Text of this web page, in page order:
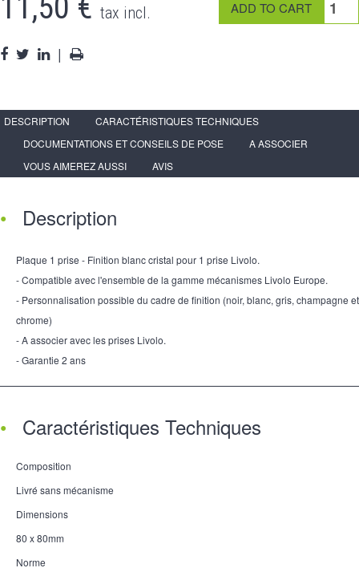
Apoyo
Espace PRO
tax incl.
|
DESCRIPTION
CARACTÉRISTIQUES TECHNIQUES
DOCUMENTATIONS ET CONSEILS DE POSE
A ASSOCIER
VOUS AIMEREZ AUSSI
AVIS
Description
Plaque 1 prise - Finition blanc cristal pour 1 prise Livolo.
- Compatible avec l'ensemble de la gamme mécanismes Livolo Europe.
- Personnalisation possible du cadre de finition (noir, blanc, gris, champagne et
chrome)
- A associer avec les prises Livolo.
- Garantie 2 ans
Caractéristiques Techniques
Composition
Livré sans mécanisme
Dimensions
80 x 80mm
Norme